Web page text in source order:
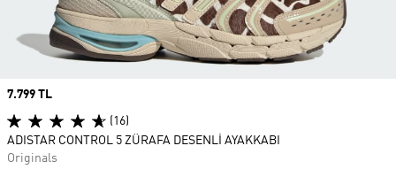
Price
7.799 TL
(16)
ADISTAR CONTROL 5 ZÜRAFA DESENLİ AYAKKABI
Originals